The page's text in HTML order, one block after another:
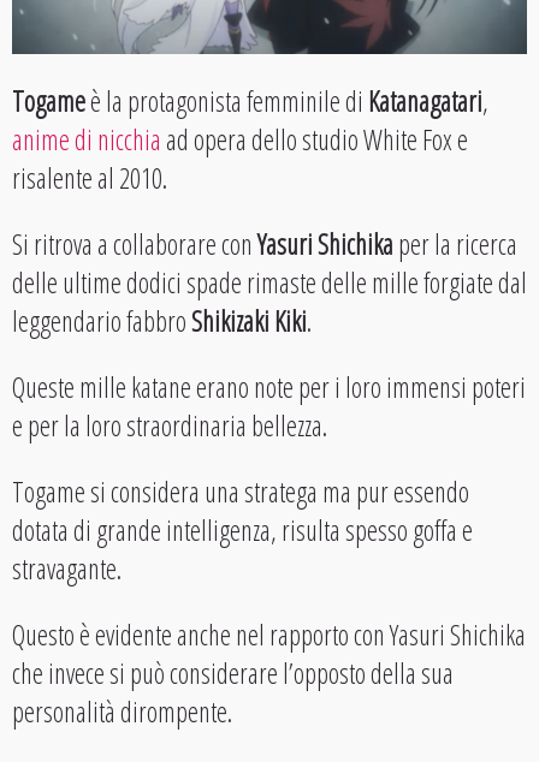
Togameè la protagonista femminile di Katanagatari,
anime di nicchia ad opera dello studio White Fox e
risalente al 2010.
Si ritrova a collaborare conYasuri Shichikaper la ricerca
delle ultime dodici spade rimaste delle mille forgiate dal
leggendario fabbroShikizaki Kiki.
Queste mille katane erano note per i loro immensi poteri
e per la loro straordinaria bellezza.
Togame si considera una stratega ma pur essendo
dotata di grande intelligenza, risulta spesso goffa e
stravagante.
Questo è evidente anche nel rapporto con Yasuri Shichika
che invece si può considerare l’opposto della sua
personalità dirompente.